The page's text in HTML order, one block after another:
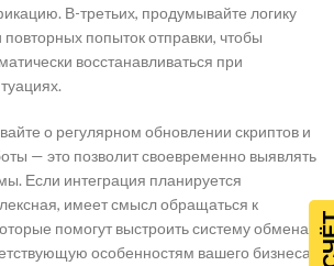
В-третьих, продумывайте логику
попыток отправки, чтобы
восстанавливаться при
о регулярном обновлении скриптов и
— это позволит своевременно выявлять
Если интеграция планируется
имеет смысл обращаться к
помогут выстроить систему обмена,
особенностям вашего бизнеса